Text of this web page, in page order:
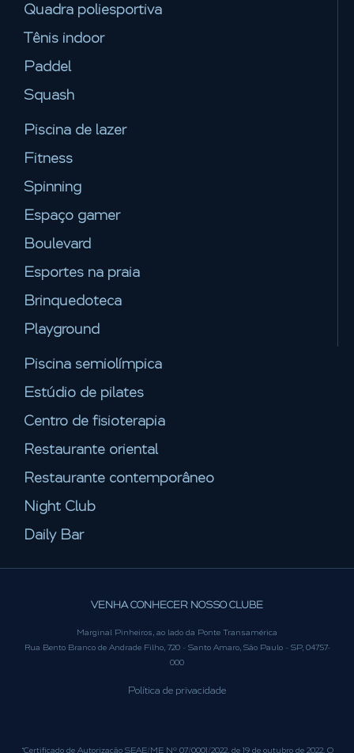
Quadra poliesportiva
Tênis indoor
Paddel
Squash
Piscina de lazer
Fitness
Spinning
Espaço gamer
Boulevard
Esportes na praia
Brinquedoteca
Playground
Piscina semiolímpica
Estúdio de pilates
Centro de fisioterapia
Restaurante oriental
Restaurante contemporâneo
Night Club
Daily Bar
VENHA CONHECER NOSSO CLUBE
Marginal Pinheiros, ao lado da Ponte Transamérica
Rua Bento Branco de Andrade Filho, 720 - Santo Amaro, São Paulo - SP, 04757-
000
Política de privacidade
“Certificado de Autorização SEAE/ME Nº 07/0001/2022, de 19 de outubro de 2022. O